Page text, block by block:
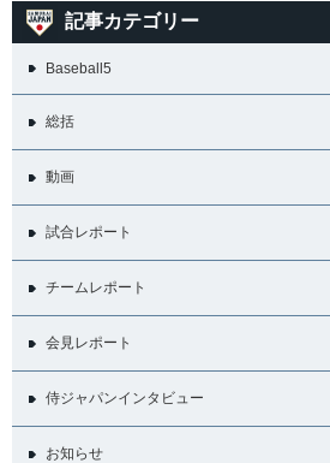
記事カテゴリー
Baseball5
総括
動画
試合レポート
チームレポート
会見レポート
侍ジャパンインタビュー
お知らせ